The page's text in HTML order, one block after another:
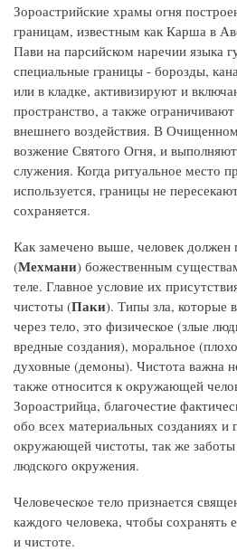
Зороастрийские храмы огня
границам, известным как Карша в
Пави на парсийском наречии языка
специальные границы - борозды,
или в кладке, активизируют и
пространство, а также
внешнего воздействия. В
возжение Святого Огня, и
служения. Когда ритуальное место
используется, границы не
сохраняется.
Как замечено выше, человек должен
(Мехмани) божественным
теле. Главное условие их
чистоты (Паки). Типы зла, которые
через тело, это физическое (злые
вредные создания), моральное
духовные (демоны). Чистота важна
также относится к окружающей
Зороастрийца, благочестие
обо всех материальных созданиях и
окружающей чистоты, так же заботы
людского окружения.
Человеческое тело признается
каждого человека, чтобы сохранять
и чистоте.